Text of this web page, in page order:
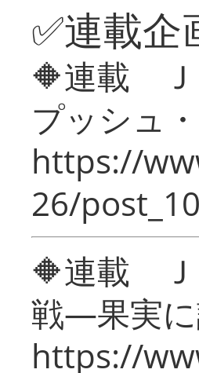
✅連載企
🔶連載 Ｊ
プッシュ
https://
26/
🔶連載 Ｊ
戦―果実
https://